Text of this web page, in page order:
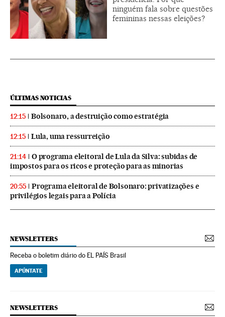
ninguém fala sobre questões
femininas nessas eleições?
ÚLTIMAS NOTICIAS
12:15 Bolsonaro, a destruição como estratégia
12:15 Lula, uma ressurreição
21:14
O programa eleitoral de Lula da Silva: subidas de
impostos para os ricos e proteção para as minorias
20:55
Programa eleitoral de Bolsonaro: privatizações e
privilégios legais para a Polícia
NEWSLETTERS
Receba o boletim diário do EL PAÍS Brasil
APÚNTATE
NEWSLETTERS